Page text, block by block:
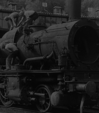
_pk_ref.*
Matomo
6 Monate
Speichert die Herkunft des